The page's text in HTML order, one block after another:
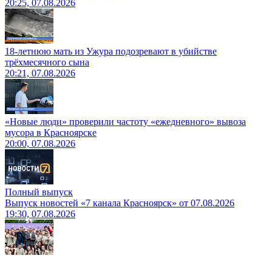
20:25, 07.08.2026
18-летнюю мать из Ужура подозревают в убийстве
трёхмесячного сына
20:21, 07.08.2026
«Новые люди» проверили частоту «ежедневного» вывоза
мусора в Красноярске
20:00, 07.08.2026
Полный выпуск
Выпуск новостей «7 канала Красноярск» от 07.08.2026
19:30, 07.08.2026